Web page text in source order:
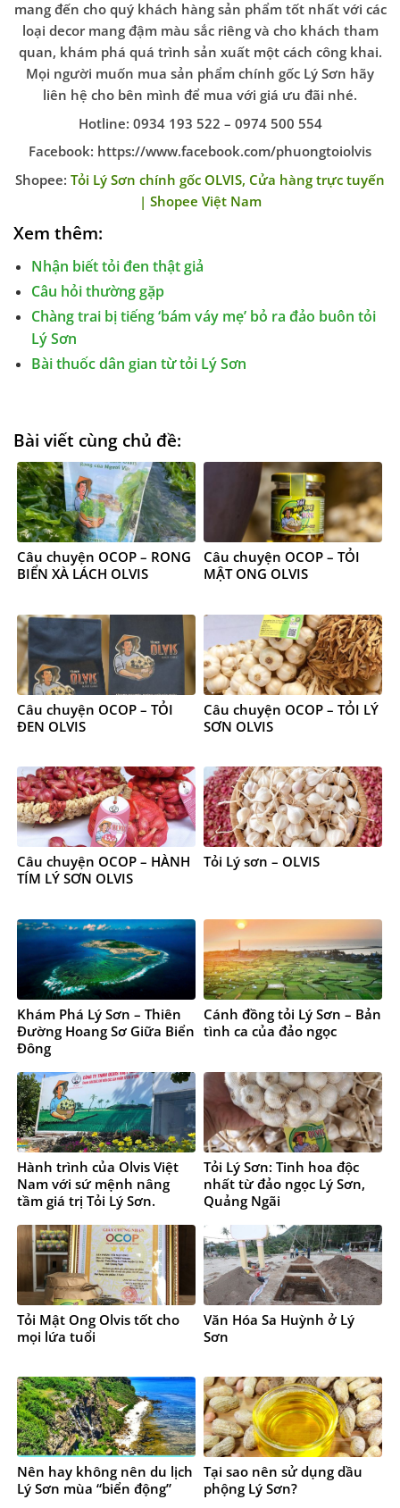
mang đến cho quý khách hàng sản phẩm tốt nhất với các
loại decor mang đậm màu sắc riêng và cho khách tham
quan, khám phá quá trình sản xuất một cách công khai.
Mọi người muốn mua sản phẩm chính gốc Lý Sơn hãy
liên hệ cho bên mình để mua với giá ưu đãi nhé.
Hotline: 0934 193 522 – 0974 500 554
Facebook: https://www.facebook.com/phuongtoiolvis
Shopee: Tỏi Lý Sơn chính gốc OLVIS, Cửa hàng trực tuyến
| Shopee Việt Nam
Xem thêm:
Nhận biết tỏi đen thật giả
Câu hỏi thường gặp
Chàng trai bị tiếng ‘bám váy mẹ’ bỏ ra đảo buôn tỏi
Lý Sơn
Bài thuốc dân gian từ tỏi Lý Sơn
Bài viết cùng chủ đề:
Câu chuyện OCOP – RONG
BIỂN XÀ LÁCH OLVIS
Câu chuyện OCOP – TỎI
MẬT ONG OLVIS
Câu chuyện OCOP – TỎI
ĐEN OLVIS
Câu chuyện OCOP – TỎI LÝ
SƠN OLVIS
Câu chuyện OCOP – HÀNH
TÍM LÝ SƠN OLVIS
Tỏi Lý sơn – OLVIS
Khám Phá Lý Sơn – Thiên
Đường Hoang Sơ Giữa Biển
Đông
Cánh đồng tỏi Lý Sơn – Bản
tình ca của đảo ngọc
Hành trình của Olvis Việt
Nam với sứ mệnh nâng
tầm giá trị Tỏi Lý Sơn.
Tỏi Lý Sơn: Tinh hoa độc
nhất từ đảo ngọc Lý Sơn,
Quảng Ngãi
Tỏi Mật Ong Olvis tốt cho
mọi lứa tuổi
Văn Hóa Sa Huỳnh ở Lý
Sơn
Nên hay không nên du lịch
Lý Sơn mùa “biển động”
Tại sao nên sử dụng dầu
phộng Lý Sơn?